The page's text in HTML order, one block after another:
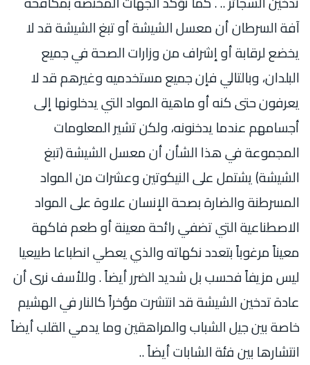
آفة السرطان أن معسل الشيشة أو تبغ الشيشة قد لا
يخضع لرقابة أو إشراف من وزارات الصحة في جميع
البلدان، وبالتالي فإن جميع مستخدميه وغيرهم قد لا
يعرفون حتى كنه أو ماهية المواد التي يدخلونها إلى
أجسامهم عندما يدخنونه، ولكن تشير المعلومات
المجموعة في هذا الشأن أن معسل الشيشة (تبغ
الشيشة) يشتمل على النيكوتين وعشرات من المواد
المسرطنة والضارة بصحة الإنسان علاوة على المواد
الاصطناعية التي تضفي رائحة معينة أو طعم فاكهة
معيناً مرغوباً بتعدد نكهاته والذي يعطي انطباعا طبيعيا
ليس مزيفاً فحسب بل شديد الضرر أيضاً . وللأسف نرى أن
عادة تدخين الشيشة قد انتشرت مؤخراً كالنار في الهشيم
خاصة بين جيل الشباب والمراهقين وما يدمي القلب أيضاً
انتشارها بين فئة الشابات أيضاً ..